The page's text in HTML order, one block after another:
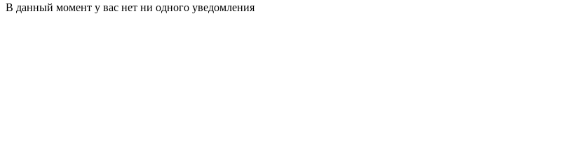
В данный момент у вас нет ни одного уведомления